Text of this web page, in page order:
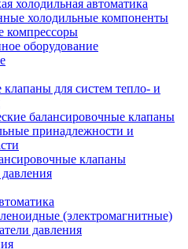
холодильная автоматика
холодильные компоненты
компрессоры
оборудование
для систем тепло- и
балансировочные клапаны
принадлежности и
клапаны
(электромагнитные)
давления